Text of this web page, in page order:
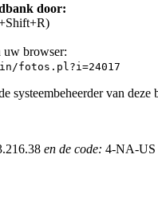
door:
uw browser:
fotos.pl?i=24017
systeembeheerder van deze
en de code: 4-NA-US